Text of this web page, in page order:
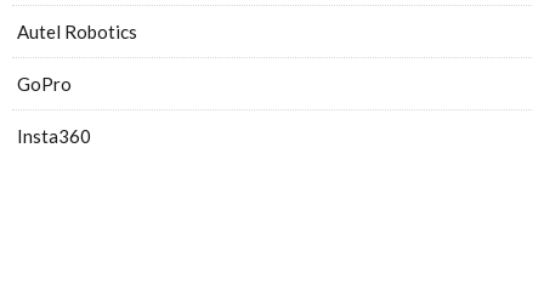
Autel Robotics
GoPro
Insta360